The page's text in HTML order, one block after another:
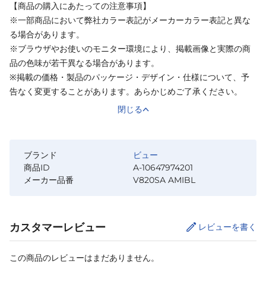
【商品の購入にあたっての注意事項】
※一部商品において弊社カラー表記がメーカーカラー表記と異な
る場合があります。
※ブラウザやお使いのモニター環境により、掲載画像と実際の商
品の色味が若干異なる場合があります。
※掲載の価格・製品のパッケージ・デザイン・仕様について、予
告なく変更することがあります。あらかじめご了承ください。
閉じる
ブランド
ビュー
商品ID
A-10647974201
メーカー品番
V820SA AMIBL
カスタマーレビュー レビューを書く
この商品のレビューはまだありません。